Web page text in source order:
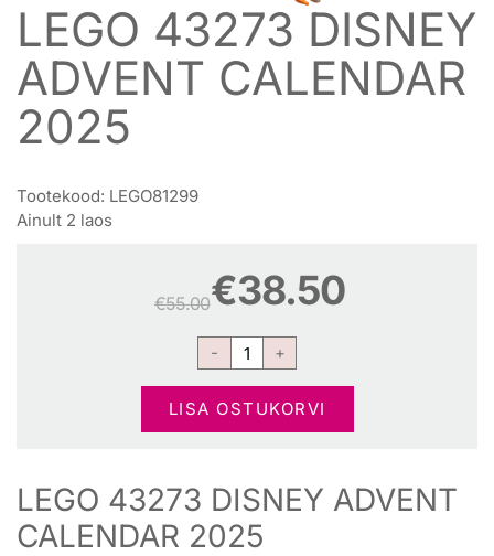
LEGO 43273 DISNEY
ADVENT CALENDAR
2025
Tootekood: LEGO81299
Ainult 2 laos
€38.50
€55.00
LISA OSTUKORVI
LEGO 43273 DISNEY ADVENT
CALENDAR 2025